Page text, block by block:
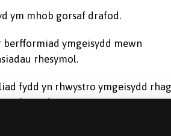
ym mhob gorsaf drafod.
ymgeisydd mewn
rhesymol.
fydd yn rhwystro ymgeisydd rhag
Derbyniadau